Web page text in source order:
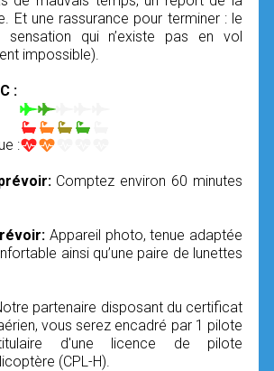
Et une rassurance pour terminer : le
qui n’existe pas en vol
impossible).
:
:
Comptez environ 60 minutes
Appareil photo, tenue adaptée
ainsi qu’une paire de lunettes
partenaire disposant du certificat
vous serez encadré par 1 pilote
titulaire d'une licence de pilote
(CPL-H).